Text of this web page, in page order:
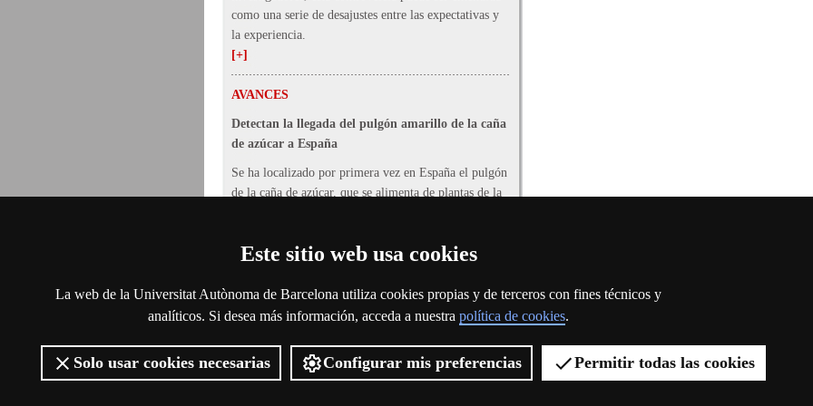
Este sitio web usa cookies
La web de la Universitat Autònoma de Barcelona utiliza cookies propias y de terceros con fines técnicos y
analíticos. Si desea más información, acceda a nuestra política de cookies.
Solo usar cookies necesarias Configurar mis preferencias Permitir todas las cookies
como una serie de desajustes entre las expectativas y
la experiencia.
[+]
AVANCES
Detectan la llegada del pulgón amarillo de la caña
de azúcar a España
Se ha localizado por primera vez en España el pulgón
de la caña de azúcar, que se alimenta de plantas de la
distribución de esta especie en Europa y evaluar su
extensos cultivos europeos de arroz o maíz, por
ejemplo.
2026Universitat Autònoma de Barcelona